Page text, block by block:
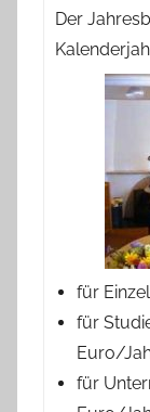
Der
für
für
Euro/
für